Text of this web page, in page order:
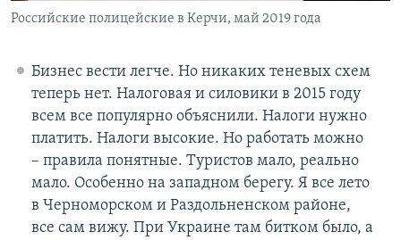
Российские полицейские в Керчи, май 2019 года
Бизнес вести легче. Но никаких теневых схем
теперь нет. Налоговая и силовики в 2015 году
всем все популярно объяснили. Налоги нужно
платить. Налоги высокие. Но работать можно
– правила понятные. Туристов мало, реально
мало. Особенно на западном берегу. Я все лето
в Черноморском и Раздольненском районе,
все сам вижу. При Украине там битком было, а